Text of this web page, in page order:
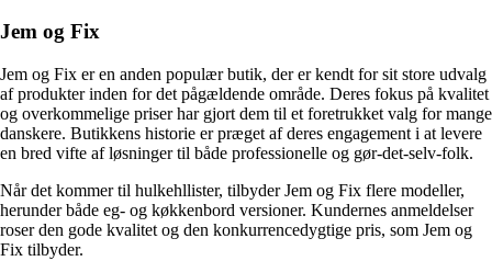
Jem og Fix
Jem og Fix er en anden populær butik, der er kendt for sit store udvalg
af produkter inden for det pågældende område. Deres fokus på kvalitet
og overkommelige priser har gjort dem til et foretrukket valg for mange
danskere. Butikkens historie er præget af deres engagement i at levere
en bred vifte af løsninger til både professionelle og gør-det-selv-folk.
Når det kommer til hulkehllister, tilbyder Jem og Fix flere modeller,
herunder både eg- og køkkenbord versioner. Kundernes anmeldelser
roser den gode kvalitet og den konkurrencedygtige pris, som Jem og
Fix tilbyder.